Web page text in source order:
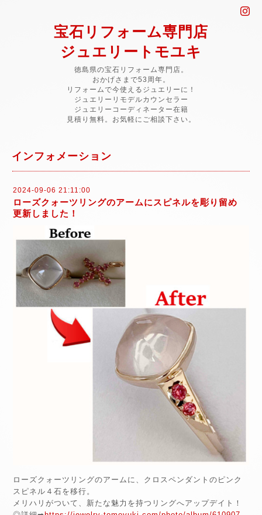
宝石リフォーム専門店
ジュエリートモユキ
徳島県の宝石リフォーム専門店。
おかげさまで53周年。
リフォームで今使えるジュエリーに！
ジュエリーリモデルカウンセラー
ジュエリーコーディネーター在籍
見積り無料。お気軽にご相談下さい。
インフォメーション
2024-09-06 21:11:00
ローズクォーツリングのアームにスピネルを彫り留め
更新しました！
ローズクォーツリングのアームに、クロスペンダントのピンク
スピネル４石を移行。
メリハリがついて、新たな魅力を持つリングへアップデイト！